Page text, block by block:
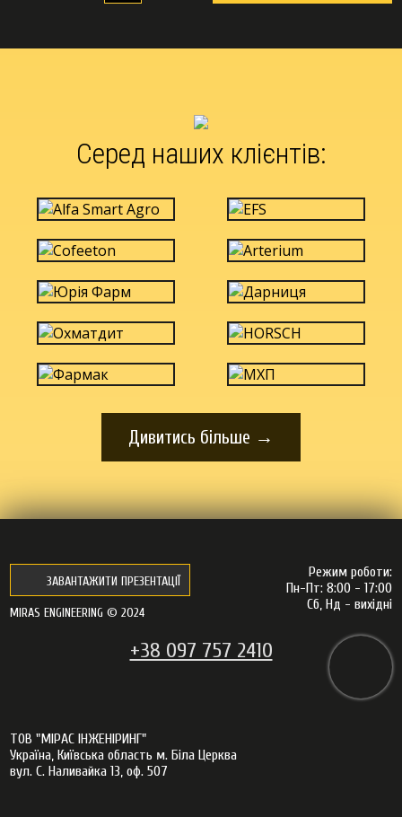
Серед наших клієнтів:
Дивитись більше →
ЗАВАНТАЖИТИ ПРЕЗЕНТАЦІЇ
MIRAS ENGINEERING © 2024
Режим роботи:
Пн-Пт: 8:00 - 17:00
Сб, Нд - вихідні
+38 097 757 2410
ТОВ "МІРАС ІНЖЕНІРИНГ"
Україна, Київська область м. Біла Церква
вул. С. Наливайка 13, оф. 507